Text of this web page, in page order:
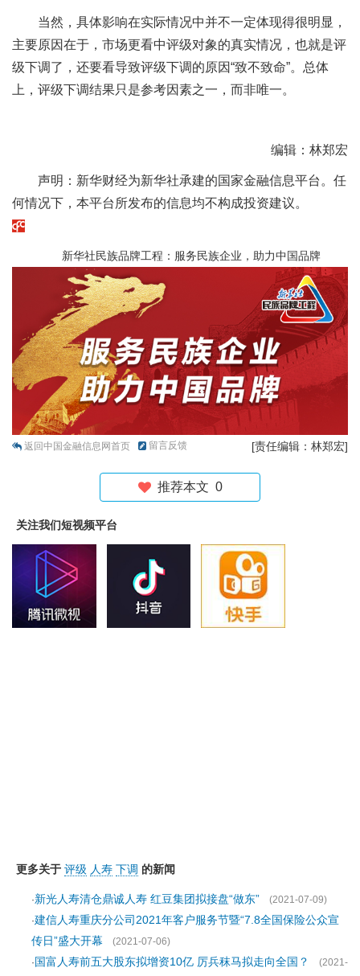
当然，具体影响在实际情况中并不一定体现得很明显，
主要原因在于，市场更看中评级对象的真实情况，也就是评
级下调了，还要看导致评级下调的原因“致不致命”。总体
上，评级下调结果只是参考因素之一，而非唯一。
编辑：林郑宏
声明：新华财经为新华社承建的国家金融信息平台。任
何情况下，本平台所发布的信息均不构成投资建议。
新华社民族品牌工程：服务民族企业，助力中国品牌
返回中国金融信息网首页 留言反馈 [责任编辑：林郑宏]
推荐本文 0
关注我们短视频平台
更多关于 评级 人寿 下调 的新闻
·新光人寿清仓鼎诚人寿 红豆集团拟接盘“做东”
(2021-07-09)
·建信人寿重庆分公司2021年客户服务节暨“7.8全国保险公众宣
传日”盛大开幕
(2021-07-06)
·国富人寿前五大股东拟增资10亿 厉兵秣马拟走向全国？
(2021-